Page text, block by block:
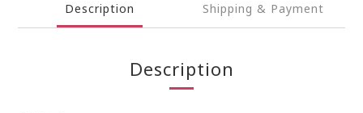
Description Shipping & Payment
Description